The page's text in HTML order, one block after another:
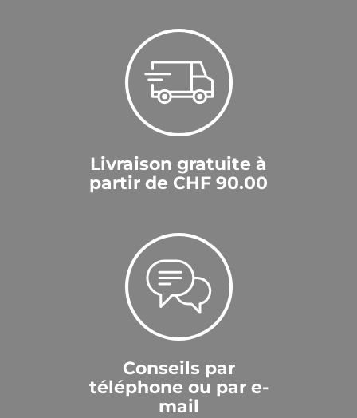
Livraison gratuite à
partir de CHF 90.00
Conseils par
téléphone ou par e-
mail